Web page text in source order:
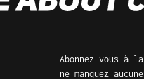
Abonnez-vous à
ne manquez